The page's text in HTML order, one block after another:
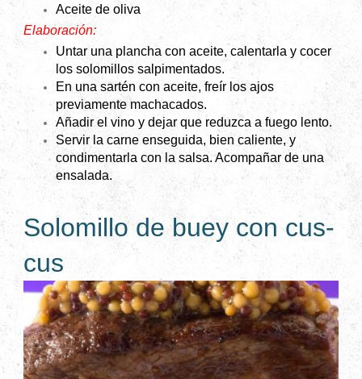
Aceite de oliva
Elaboración:
Untar una plancha con aceite, calentarla y cocer
los solomillos salpimentados.
En una sartén con aceite, freír los ajos
previamente machacados.
Añadir el vino y dejar que reduzca a fuego lento.
Servir la carne enseguida, bien caliente, y
condimentarla con la salsa. Acompañar de una
ensalada.
Solomillo de buey con cus-
cus